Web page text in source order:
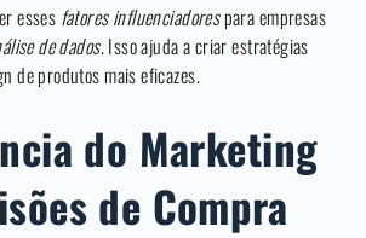
esses fatores influenciadorespara empresas
de dados. Isso ajuda a criar estratégias
de produtos mais eficazes.
do Marketing
de Compra